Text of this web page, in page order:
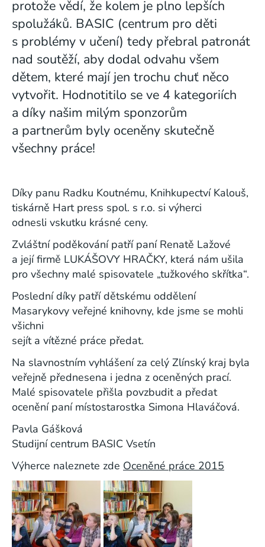
protože vědí, že kolem je plno lepších
spolužáků. BASIC (centrum pro děti
s problémy v učení) tedy přebral patronát
nad soutěží, aby dodal odvahu všem
dětem, které mají jen trochu chuť něco
vytvořit. Hodnotitilo se ve 4 kategoriích
a díky našim milým sponzorům
a partnerům byly oceněny skutečně
všechny práce!
Díky panu Radku Koutnému, Knihkupectví Kalouš,
tiskárně Hart press spol. s r.o. si výherci
odnesli vskutku krásné ceny.
Zvláštní poděkování patří paní Renatě Lažové
a její firmě LUKÁŠOVY HRAČKY, která nám ušila
pro všechny malé spisovatele „tužkového skřítka“.
Poslední díky patří dětskému oddělení
Masarykovy veřejné knihovny, kde jsme se mohli
všichni
sejít a vítězné práce předat.
Na slavnostním vyhlášení za celý Zlínský kraj byla
veřejně přednesena i jedna z oceněných prací.
Malé spisovatele přišla povzbudit a předat
ocenění paní místostarostka Simona Hlaváčová.
Pavla Gášková
Studijní centrum BASIC Vsetín
Výherce naleznete zde Oceněné práce 2015